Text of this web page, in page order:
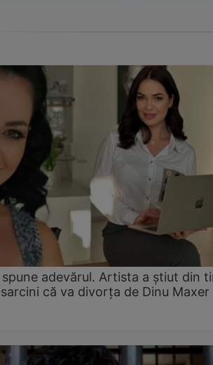
spune adevărul. Artista a știut din
că va divorța de Dinu Maxer